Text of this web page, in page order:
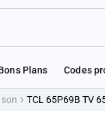
Plans Codes
TCL 65P69B TV